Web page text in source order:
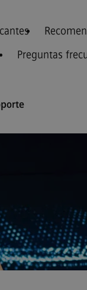
Preguntas